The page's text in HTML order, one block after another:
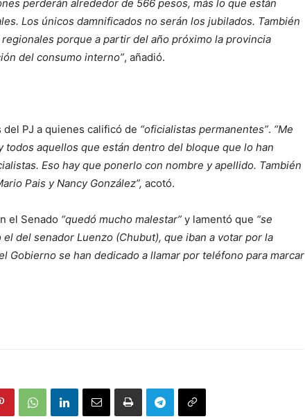
perderán alrededor de 566 pesos, más lo que están
Los únicos damnificados no serán los jubilados. También
porque a partir del año próximo la provincia
del consumo interno”, añadió.
PJ a quienes calificó de “oficialistas permanentes”. “Me
aquellos que están dentro del bloque que lo han
Eso hay que ponerlo con nombre y apellido. También
Pais y Nancy González”, acotó.
el Senado “quedó mucho malestar” y lamentó que “se
del senador Luenzo (Chubut), que iban a votar por la
Gobierno se han dedicado a llamar por teléfono para marcar